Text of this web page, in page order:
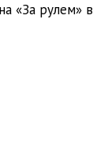
«За рулем» в